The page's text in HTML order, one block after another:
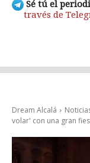
Sé tú el
través de